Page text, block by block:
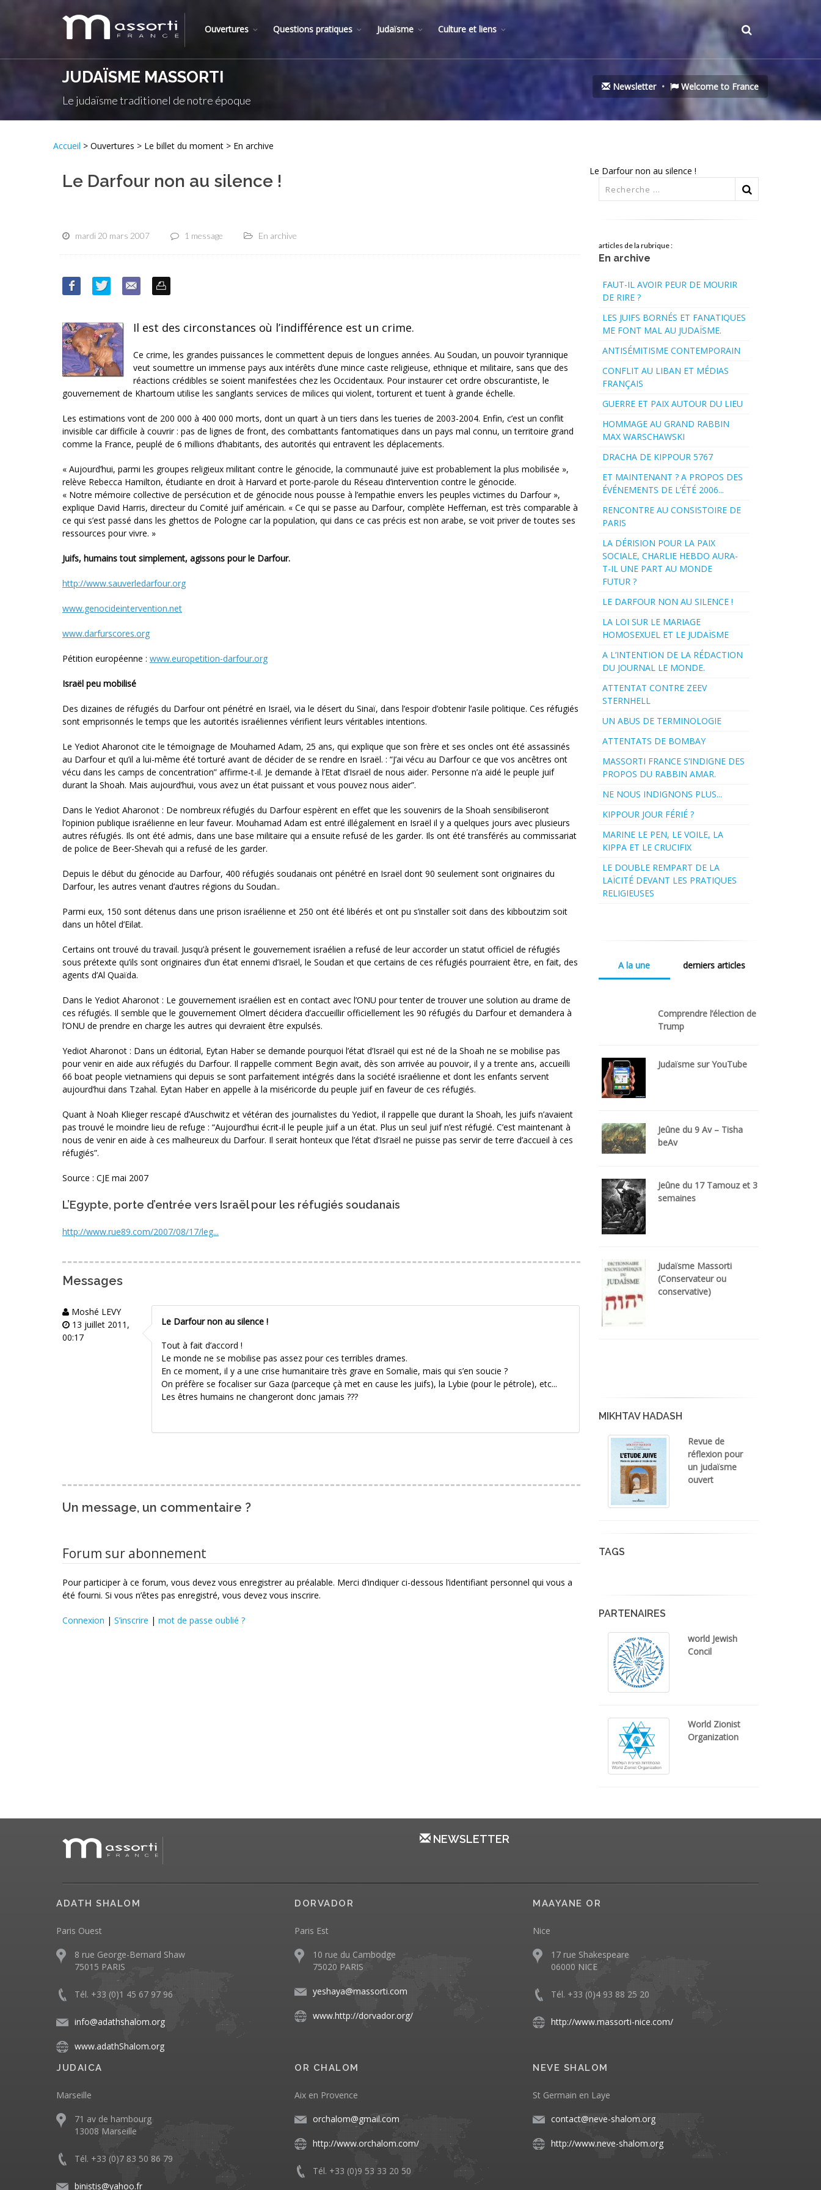
Ouvertures Questions pratiques Judaïsme Culture et liens
JUDAÏSME MASSORTI
Le judaïsme traditionel de notre époque
Newsletter Welcome to France
Accueil > Ouvertures > Le billet du moment > En archive
Le Darfour non au silence !
Le Darfour non au silence !
mardi 20 mars 2007 1 message En archive
Il est des circonstances où l’indifférence est un crime.
Ce crime, les grandes puissances le commettent depuis de longues années. Au Soudan, un pouvoir tyrannique
veut soumettre un immense pays aux intérêts d’une mince caste religieuse, ethnique et militaire, sans que des
réactions crédibles se soient manifestées chez les Occidentaux. Pour instaurer cet ordre obscurantiste, le
gouvernement de Khartoum utilise les sanglants services de milices qui violent, torturent et tuent à grande échelle.
Les estimations vont de 200 000 à 400 000 morts, dont un quart à un tiers dans les tueries de 2003-2004. Enfin, c’est un conflit
invisible car difficile à couvrir : pas de lignes de front, des combattants fantomatiques dans un pays mal connu, un territoire grand
comme la France, peuplé de 6 millions d’habitants, des autorités qui entravent les déplacements.
« Aujourd’hui, parmi les groupes religieux militant contre le génocide, la communauté juive est probablement la plus mobilisée »,
relève Rebecca Hamilton, étudiante en droit à Harvard et porte-parole du Réseau d’intervention contre le génocide.
« Notre mémoire collective de persécution et de génocide nous pousse à l’empathie envers les peuples victimes du Darfour »,
explique David Harris, directeur du Comité juif américain. « Ce qui se passe au Darfour, complète Heffernan, est très comparable à
ce qui s’est passé dans les ghettos de Pologne car la population, qui dans ce cas précis est non arabe, se voit priver de toutes ses
ressources pour vivre. »
Juifs, humains tout simplement, agissons pour le Darfour.
http://www.sauverledarfour.org
www.genocideintervention.net
www.darfurscores.org
Pétition européenne : www.europetition-darfour.org
Israël peu mobilisé
Des dizaines de réfugiés du Darfour ont pénétré en Israël, via le désert du Sinaï, dans l’espoir d’obtenir l’asile politique. Ces réfugiés
sont emprisonnés le temps que les autorités israéliennes vérifient leurs véritables intentions.
Le Yediot Aharonot cite le témoignage de Mouhamed Adam, 25 ans, qui explique que son frère et ses oncles ont été assassinés
au Darfour et qu’il a lui-même été torturé avant de décider de se rendre en Israël. : “J’ai vécu au Darfour ce que vos ancêtres ont
vécu dans les camps de concentration” affirme-t-il. Je demande à l’Etat d’Israël de nous aider. Personne n’a aidé le peuple juif
durant la Shoah. Mais aujourd’hui, vous avez un état puissant et vous pouvez nous aider”.
Dans le Yediot Aharonot : De nombreux réfugiés du Darfour espèrent en effet que les souvenirs de la Shoah sensibiliseront
l’opinion publique israélienne en leur faveur. Mouhamad Adam est entré illégalement en Israël il y a quelques jours avec plusieurs
autres réfugiés. Ils ont été admis, dans une base militaire qui a ensuite refusé de les garder. Ils ont été transférés au commissariat
de police de Beer-Shevah qui a refusé de les garder.
Depuis le début du génocide au Darfour, 400 réfugiés soudanais ont pénétré en Israël dont 90 seulement sont originaires du
Darfour, les autres venant d’autres régions du Soudan..
Parmi eux, 150 sont détenus dans une prison israélienne et 250 ont été libérés et ont pu s’installer soit dans des kibboutzim soit
dans un hôtel d’Eilat.
Certains ont trouvé du travail. Jusqu’à présent le gouvernement israélien a refusé de leur accorder un statut officiel de réfugiés
sous prétexte qu’ils sont originaires d’un état ennemi d’Israël, le Soudan et que certains de ces réfugiés pourraient être, en fait, des
agents d’Al Quaïda.
Dans le Yediot Aharonot : Le gouvernement israélien est en contact avec l’ONU pour tenter de trouver une solution au drame de
ces réfugiés. Il semble que le gouvernement Olmert décidera d’accueillir officiellement les 90 réfugiés du Darfour et demandera à
l’ONU de prendre en charge les autres qui devraient être expulsés.
Yediot Aharonot : Dans un éditorial, Eytan Haber se demande pourquoi l’état d’Israël qui est né de la Shoah ne se mobilise pas
pour venir en aide aux réfugiés du Darfour. Il rappelle comment Begin avait, dès son arrivée au pouvoir, il y a trente ans, accueilli
66 boat people vietnamiens qui depuis se sont parfaitement intégrés dans la société israélienne et dont les enfants servent
aujourd’hui dans Tzahal. Eytan Haber en appelle à la miséricorde du peuple juif en faveur de ces réfugiés.
Quant à Noah Klieger rescapé d’Auschwitz et vétéran des journalistes du Yediot, il rappelle que durant la Shoah, les juifs n’avaient
pas trouvé le moindre lieu de refuge : “Aujourd’hui écrit-il le peuple juif a un état. Plus un seul juif n’est réfugié. C’est maintenant à
nous de venir en aide à ces malheureux du Darfour. Il serait honteux que l’état d’Israël ne puisse pas servir de terre d’accueil à ces
réfugiés”.
Source : CJE mai 2007
L’Egypte, porte d’entrée vers Israël pour les réfugiés soudanais
http://www.rue89.com/2007/08/17/leg...
Messages
Moshé LEVY
13 juillet 2011,
00:17
Le Darfour non au silence !
Tout à fait d’accord !
Le monde ne se mobilise pas assez pour ces terribles drames.
En ce moment, il y a une crise humanitaire très grave en Somalie, mais qui s’en soucie ?
On préfère se focaliser sur Gaza (parceque çà met en cause les juifs), la Lybie (pour le pétrole), etc...
Les êtres humains ne changeront donc jamais ???
Un message, un commentaire ?
Forum sur abonnement
Pour participer à ce forum, vous devez vous enregistrer au préalable. Merci d’indiquer ci-dessous l’identifiant personnel qui vous a
été fourni. Si vous n’êtes pas enregistré, vous devez vous inscrire.
Connexion | S’inscrire | mot de passe oublié ?
articles de la rubrique :
En archive
FAUT-IL AVOIR PEUR DE MOURIR
DE RIRE ?
LES JUIFS BORNÉS ET FANATIQUES
ME FONT MAL AU JUDAÏSME.
ANTISÉMITISME CONTEMPORAIN
CONFLIT AU LIBAN ET MÉDIAS
FRANÇAIS
GUERRE ET PAIX AUTOUR DU LIEU
HOMMAGE AU GRAND RABBIN
MAX WARSCHAWSKI
DRACHA DE KIPPOUR 5767
ET MAINTENANT ? A PROPOS DES
ÉVÉNEMENTS DE L’ÉTÉ 2006...
RENCONTRE AU CONSISTOIRE DE
PARIS
LA DÉRISION POUR LA PAIX
SOCIALE, CHARLIE HEBDO AURA-
T-IL UNE PART AU MONDE
FUTUR ?
LE DARFOUR NON AU SILENCE !
LA LOI SUR LE MARIAGE
HOMOSEXUEL ET LE JUDAÏSME
A L’INTENTION DE LA RÉDACTION
DU JOURNAL LE MONDE.
ATTENTAT CONTRE ZEEV
STERNHELL
UN ABUS DE TERMINOLOGIE
ATTENTATS DE BOMBAY
MASSORTI FRANCE S’INDIGNE DES
PROPOS DU RABBIN AMAR.
NE NOUS INDIGNONS PLUS...
KIPPOUR JOUR FÉRIÉ ?
MARINE LE PEN, LE VOILE, LA
KIPPA ET LE CRUCIFIX
LE DOUBLE REMPART DE LA
LAÏCITÉ DEVANT LES PRATIQUES
RELIGIEUSES
A la une derniers articles
Comprendre l’élection de
Trump
Judaïsme sur YouTube
Jeûne du 9 Av – Tisha
beAv
Jeûne du 17 Tamouz et 3
semaines
Judaïsme Massorti
(Conservateur ou
conservative)
MIKHTAV HADASH
Revue de
réflexion pour
un judaïsme
ouvert
TAGS
PARTENAIRES
world Jewish
Concil
World Zionist
Organization
NEWSLETTER
ADATH SHALOM
Paris Ouest
8 rue George-Bernard Shaw
75015 PARIS
Tél. +33 (0)1 45 67 97 96
info@adathshalom.org
www.adathShalom.org
DORVADOR
Paris Est
10 rue du Cambodge
75020 PARIS
yeshaya@massorti.com
www.http://dorvador.org/
MAAYANE OR
Nice
17 rue Shakespeare
06000 NICE
Tél. +33 (0)4 93 88 25 20
http://www.massorti-nice.com/
JUDAICA
Marseille
71 av de hambourg
13008 Marseille
Tél. +33 (0)7 83 50 86 79
binistis@yahoo.fr
OR CHALOM
Aix en Provence
orchalom@gmail.com
http://www.orchalom.com/
Tél. +33 (0)9 53 33 20 50
NEVE SHALOM
St Germain en Laye
contact@neve-shalom.org
http://www.neve-shalom.org